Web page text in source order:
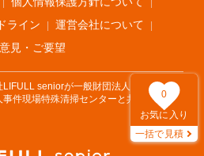
0
お気に入り
一括で見積
ち情報
LIFULL HOME'S PRESS
不動産転職
ライン
運営会社について
見・ご要望
seniorが一般財団法人遺品整理士
件現場特殊清掃センターと共同でサービ